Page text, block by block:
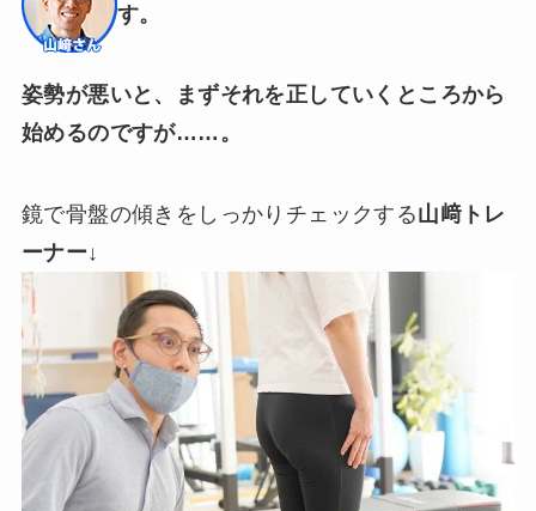
す。
姿勢が悪いと、まずそれを正していくところから
始めるのですが……。
鏡で骨盤の傾きをしっかりチェックする山﨑トレ
ーナー↓